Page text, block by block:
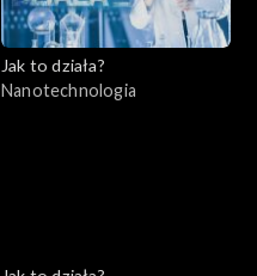
Jak to działa?
Nanotechnologia